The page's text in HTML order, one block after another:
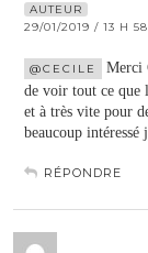
AUTEUR
29/01/2019 / 13 H
@CECILE
Merci
de voir tout ce que
et à très vite pour
beaucoup intéressé
RÉPONDRE